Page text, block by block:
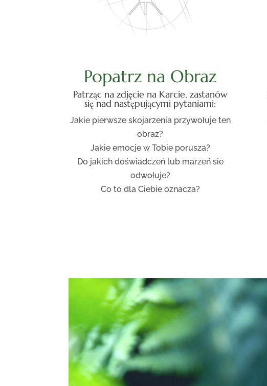
Popatrz na Obraz
Patrząc na zdjęcie na Karcie, zastanów
się nad następującymi pytaniami:
Jakie pierwsze skojarzenia przywołuje ten
obraz?
Jakie emocje w Tobie porusza?
Do jakich doświadczeń lub marzeń sie
odwołuje?
Co to dla Ciebie oznacza?